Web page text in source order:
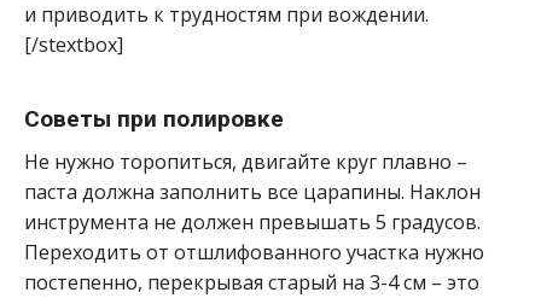
и приводить к трудностям при вождении.
[/stextbox]
Советы при полировке
Не нужно торопиться, двигайте круг плавно –
паста должна заполнить все царапины. Наклон
инструмента не должен превышать 5 градусов.
Переходить от отшлифованного участка нужно
постепенно, перекрывая старый на 3-4 см – это